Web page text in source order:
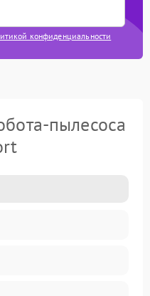
конфиденциальности
пылесоса